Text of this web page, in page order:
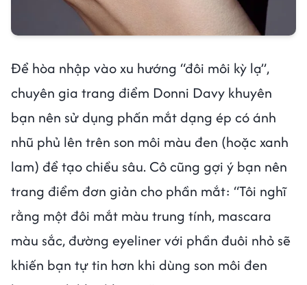
Để hòa nhập vào xu hướng “đôi môi kỳ lạ”,
chuyên gia trang điểm Donni Davy khuyên
bạn nên sử dụng phấn mắt dạng ép có ánh
nhũ phủ lên trên son môi màu đen (hoặc xanh
lam) để tạo chiều sâu. Cô cũng gợi ý bạn nên
trang điểm đơn giản cho phần mắt: “Tôi nghĩ
rằng một đôi mắt màu trung tính, mascara
màu sắc, đường eyeliner với phần đuôi nhỏ sẽ
khiến bạn tự tin hơn khi dùng son môi đen